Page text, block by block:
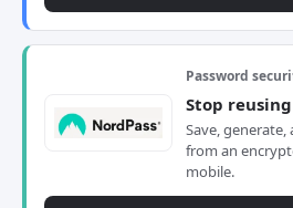
Password
Stop
Save,
from an
mobile.